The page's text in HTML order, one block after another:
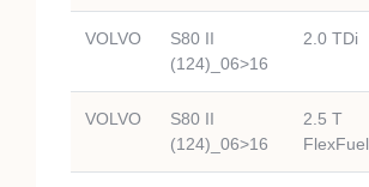
VOLVO
S80 II
(124)_06>16
2.0 TDi
VOLVO
S80 II
(124)_06>16
2.5 T
FlexFuel